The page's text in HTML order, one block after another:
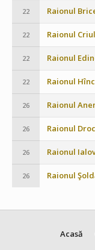
22 Raionul
22 Raionul
22 Raionul
22 Raionul
26 Raionul
26 Raionul
26 Raionul
26 Raionul
Acasă